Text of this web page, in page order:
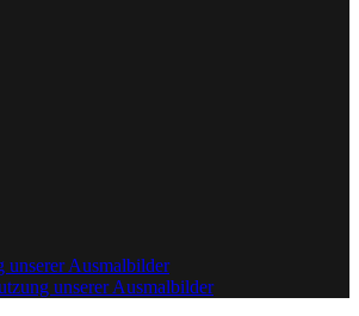
unserer Ausmalbilder
unserer Ausmalbilder